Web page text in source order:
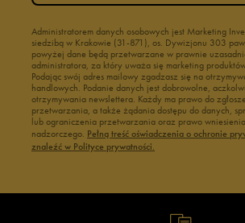
Administratorem danych osobowych jest Marketing
siedzibą w Krakowie (31-871), os. Dywizjonu 303
powyżej dane będą przetwarzane w prawnie
administratora, za który uważa się marketing produktów
Podając swój adres mailowy zgadzasz się na
handlowych. Podanie danych jest dobrowolne,
otrzymywania newslettera. Każdy ma prawo do
przetwarzania, a także żądania dostępu do danych,
lub ograniczenia przetwarzania oraz prawo
nadzorczego. Pełną treść oświadczenia o ochronie
znaleźć w Polityce prywatności.